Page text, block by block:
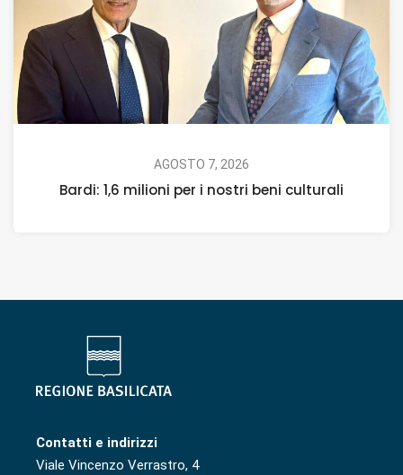
AGOSTO 7, 2026
Bardi: 1,6 milioni per i nostri beni culturali
Contatti e indirizzi
Viale Vincenzo Verrastro, 4